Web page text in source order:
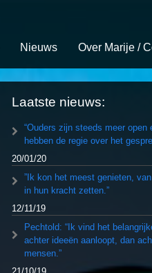
Nieuws Over Marije /
Laatste nieuws:
“Ouders zijn steeds meer open
hebben de regie over het
20/01/20
”Ik kon het meest genieten,
in hun kracht zetten.”
12/11/19
Pechtold: “Ik vind het
achter ideeën aanloopt, dan
mensen.”